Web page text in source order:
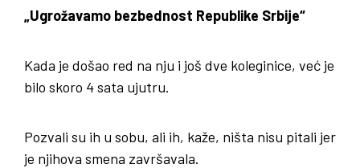
„Ugrožavamo bezbednost Republike Srbije“
Kada je došao red na nju i još dve koleginice, već je
bilo skoro 4 sata ujutru.
Pozvali su ih u sobu, ali ih, kaže, ništa nisu pitali jer
je njihova smena završavala.